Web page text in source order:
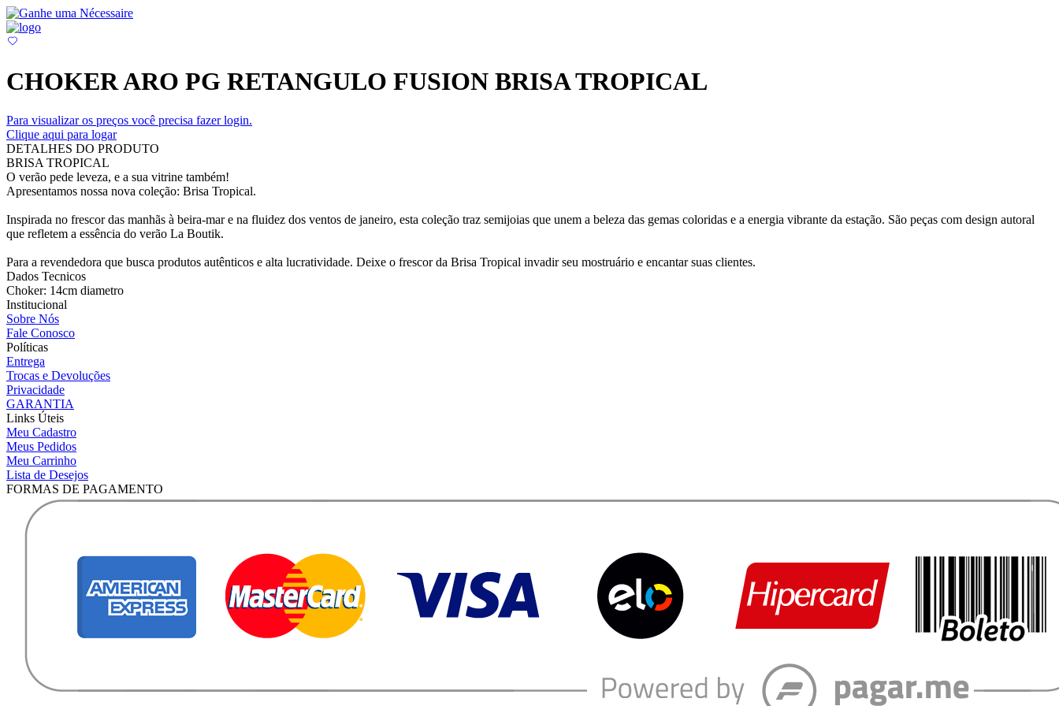
CHOKER ARO PG RETANGULO FUSION BRISA TROPICAL
Para visualizar os preços você precisa fazer login.
Clique aqui para logar
DETALHES DO PRODUTO
BRISA TROPICAL
O verão pede leveza, e a sua vitrine também!
Apresentamos nossa nova coleção: Brisa Tropical.
Inspirada no frescor das manhãs à beira-mar e na fluidez dos ventos de janeiro, esta coleção traz semijoias que unem a beleza das gemas coloridas e a energia vibrante da estação. São peças com design autoral
que refletem a essência do verão La Boutik.
Para a revendedora que busca produtos autênticos e alta lucratividade. Deixe o frescor da Brisa Tropical invadir seu mostruário e encantar suas clientes.
Dados Tecnicos
Choker: 14cm diametro
Institucional
Sobre Nós
Fale Conosco
Políticas
Entrega
Trocas e Devoluções
Privacidade
GARANTIA
Links Úteis
Meu Cadastro
Meus Pedidos
Meu Carrinho
Lista de Desejos
FORMAS DE PAGAMENTO